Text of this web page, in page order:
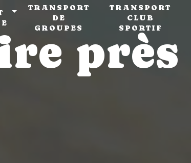
TRANSPORT
DE
GROUPES
TRANSPORT
CLUB
SPORTIF
près